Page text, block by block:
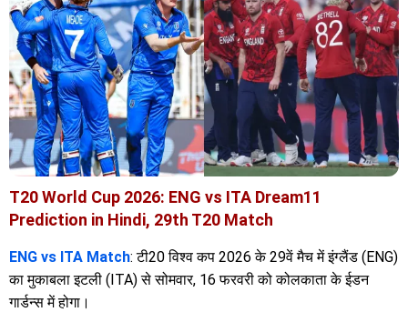
T20 World Cup 2026: ENG vs ITA Dream11
Prediction in Hindi, 29th T20 Match
ENG vs ITA Match: टी20 विश्व कप 2026 के 29वें मैच में इंग्लैंड (ENG)
का मुकाबला इटली (ITA) से सोमवार, 16 फरवरी को कोलकाता के ईडन
गार्डन्स में होगा।